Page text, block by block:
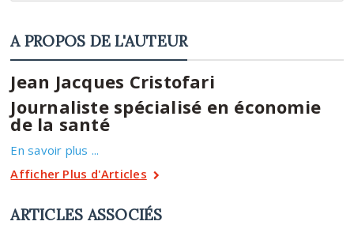
A PROPOS DE L'AUTEUR
Jean Jacques Cristofari
Journaliste spécialisé en économie
de la santé
En savoir plus ...
Afficher Plus d'Articles
ARTICLES ASSOCIÉS